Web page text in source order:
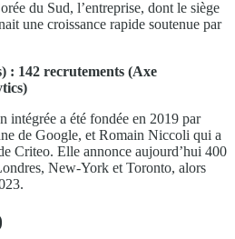
du Sud, l’entreprise, dont le siège
une croissance rapide soutenue par
: 142 recrutements (Axe
intégrée a été fondée en 2019 par
de Google, et Romain Niccoli qui a
Criteo. Elle annonce aujourd’hui 400
New-York et Toronto, alors